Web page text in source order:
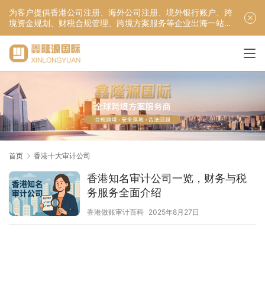
为客户提供香港公司注册、海外公司注册、境外银行账户、跨
境资金规划、财税合规管理、跨境方案服务等企业出海一站式
服务！
首页 香港十大审计公司
香港知名审计公司一览，财务与税
务服务全面介绍
香港做账审计百科 2025年8月27日